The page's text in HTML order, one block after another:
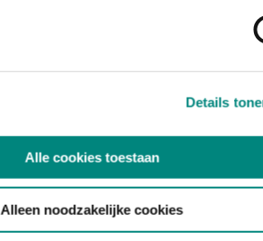
Details
Alle cookies toestaan
Alleen noodzakelijke cookies